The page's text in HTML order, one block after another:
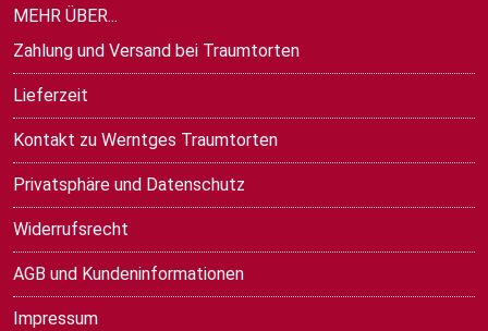
MEHR ÜBER...
Zahlung und Versand bei Traumtorten
Lieferzeit
Kontakt zu Werntges Traumtorten
Privatsphäre und Datenschutz
Widerrufsrecht
AGB und Kundeninformationen
Impressum